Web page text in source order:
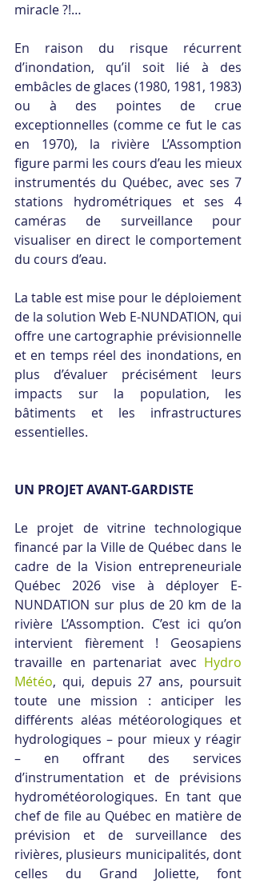
miracle ?!…
En raison du risque récurrent
d’inondation, qu’il soit lié à des
embâcles de glaces (1980, 1981, 1983)
ou à des pointes de crue
exceptionnelles (comme ce fut le cas
en 1970), la rivière L’Assomption
figure parmi les cours d’eau les mieux
instrumentés du Québec, avec ses 7
stations hydrométriques et ses 4
caméras de surveillance pour
visualiser en direct le comportement
du cours d’eau.
La table est mise pour le déploiement
de la solution Web E-NUNDATION, qui
offre une cartographie prévisionnelle
et en temps réel des inondations, en
plus d’évaluer précisément leurs
impacts sur la population, les
bâtiments et les infrastructures
essentielles.
UN PROJET AVANT-GARDISTE
Le projet de vitrine technologique
financé par la Ville de Québec dans le
cadre de la Vision entrepreneuriale
Québec 2026 vise à déployer E-
NUNDATION sur plus de 20 km de la
rivière L’Assomption. C’est ici qu’on
intervient fièrement ! Geosapiens
travaille en partenariat avec Hydro
Météo, qui, depuis 27 ans, poursuit
toute une mission : anticiper les
différents aléas météorologiques et
hydrologiques – pour mieux y réagir
– en offrant des services
d’instrumentation et de prévisions
hydrométéorologiques. En tant que
chef de file au Québec en matière de
prévision et de surveillance des
rivières, plusieurs municipalités, dont
celles du Grand Joliette, font